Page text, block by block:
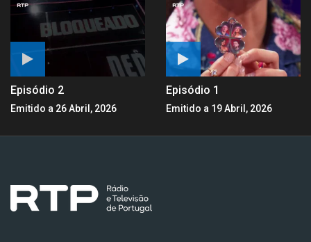
Episódio 2
Emitido a 26 Abril, 2026
Episódio 1
Emitido a 19 Abril, 2026